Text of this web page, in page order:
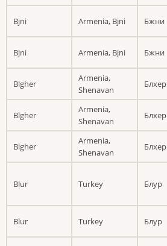
Bjni Armenia, Bjni Бжни
Bjni Armenia, Bjni Бжни
Blgher
Armenia,
Shenavan
Блхер
Blgher
Armenia,
Shenavan
Блхер
Blgher
Armenia,
Shenavan
Блхер
Blur Turkey Блур
Blur Turkey Блур